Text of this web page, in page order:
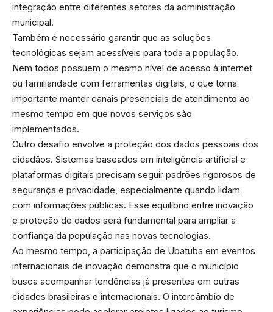
integração entre diferentes setores da administração
municipal.
Também é necessário garantir que as soluções
tecnológicas sejam acessíveis para toda a população.
Nem todos possuem o mesmo nível de acesso à internet
ou familiaridade com ferramentas digitais, o que torna
importante manter canais presenciais de atendimento ao
mesmo tempo em que novos serviços são
implementados.
Outro desafio envolve a proteção dos dados pessoais dos
cidadãos. Sistemas baseados em inteligência artificial e
plataformas digitais precisam seguir padrões rigorosos de
segurança e privacidade, especialmente quando lidam
com informações públicas. Esse equilíbrio entre inovação
e proteção de dados será fundamental para ampliar a
confiança da população nas novas tecnologias.
Ao mesmo tempo, a participação de Ubatuba em eventos
internacionais de inovação demonstra que o município
busca acompanhar tendências já presentes em outras
cidades brasileiras e internacionais. O intercâmbio de